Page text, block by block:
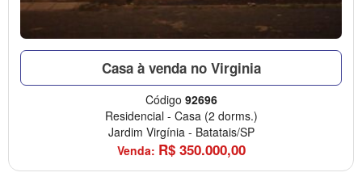
Casa à venda no Virginia
Código 92696
Residencial - Casa (2 dorms.)
Jardim Virgínia - Batatais/SP
Venda: R$ 350.000,00